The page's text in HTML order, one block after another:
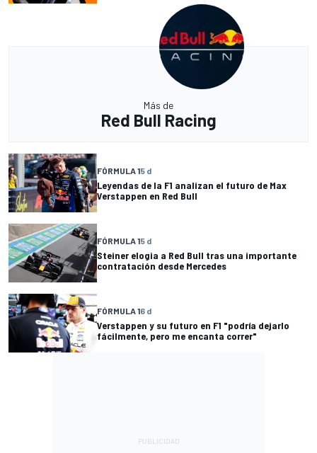
Más de
Red Bull Racing
FÓRMULA 15 d
Leyendas de la F1 analizan el futuro de Max
Verstappen en Red Bull
FÓRMULA 15 d
Steiner elogia a Red Bull tras una importante
contratación desde Mercedes
FÓRMULA 16 d
Verstappen y su futuro en F1 "podría dejarlo
fácilmente, pero me encanta correr"